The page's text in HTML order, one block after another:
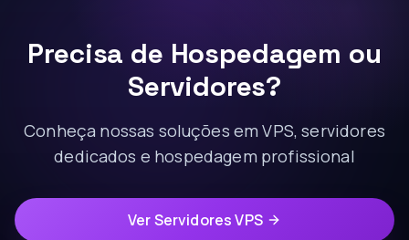
Precisa de Hospedagem ou
Servidores?
Conheça nossas soluções em VPS, servidores
dedicados e hospedagem profissional
Ver Servidores VPS